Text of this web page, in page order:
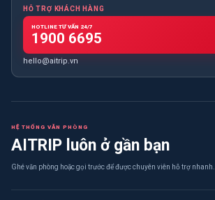
HỖ TRỢ KHÁCH HÀNG
HOTLINE TƯ VẤN 24/7
1900 6695
hello@aitrip.vn
HỆ THỐNG VĂN PHÒNG
AITRIP luôn ở gần bạn
Ghé văn phòng hoặc gọi trước để được chuyên viên hỗ trợ nhanh.